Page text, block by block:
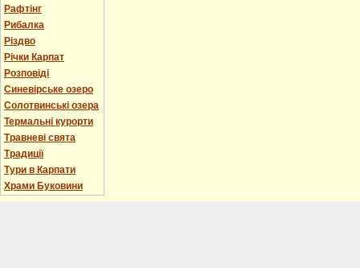
Рафтінг
Рибалка
Різдво
Річки Карпат
Розповіді
Синевірське озеро
Солотвинські озера
Термальні курорти
Травневі свята
Традиції
Тури в Карпати
Храми Буковини